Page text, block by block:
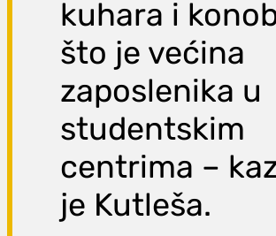
kuhara i
što je većina
zaposlenika u
studentskim
centrima –
je Kutleša.